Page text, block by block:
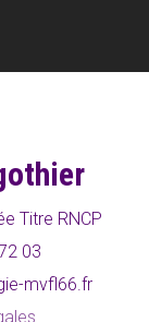
Titre RNCP
03
mvfl66.fr